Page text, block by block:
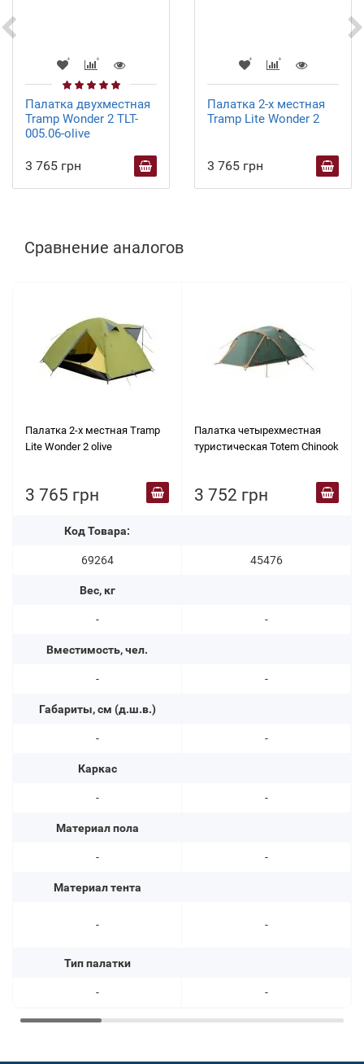
Палатка двухместная
Tramp Wonder 2 TLT-
005.06-olive
3 765 грн
Палатка 2-х местная
Tramp Lite Wonder 2
3 765 грн
Сравнение аналогов
Палатка 2-х местная Tramp
Lite Wonder 2 olive
3 765 грн
Код Товара:
69264
Вес, кг
-
Вместимость, чел.
-
Габариты, см (д.ш.в.)
-
Каркас
-
Материал пола
-
Материал тента
-
Тип палатки
-
Палатка четырехместная
туристическая Totem Chinook
3 752 грн
45476
-
-
-
-
-
-
-